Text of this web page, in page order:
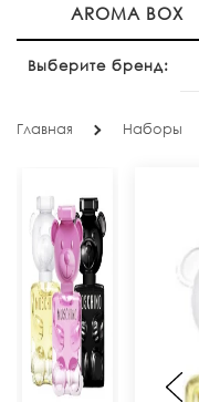
AROMA BOX
Выберите бренд:
Главная Наборы